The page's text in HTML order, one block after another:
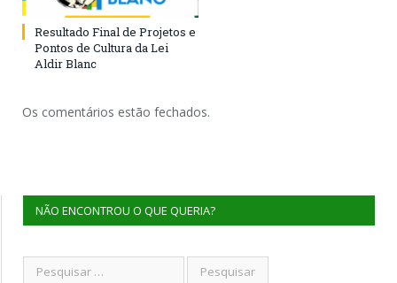
Resultado Final de Projetos e
Pontos de Cultura da Lei
Aldir Blanc
Os comentários estão fechados.
NÃO ENCONTROU O QUE QUERIA?